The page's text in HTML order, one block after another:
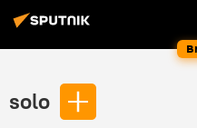
solo